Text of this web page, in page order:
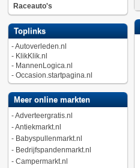
Raceauto's
Toplinks
-Autoverleden.nl
- KlikKlik.nl
- MannenLogica.nl
- Occasion.startpagina.nl
Meer online markten
-Adverteergratis.nl
-Antiekmarkt.nl
- Babyspullenmarkt.nl
- Bedrijfspandenmarkt.nl
- Campermarkt.nl